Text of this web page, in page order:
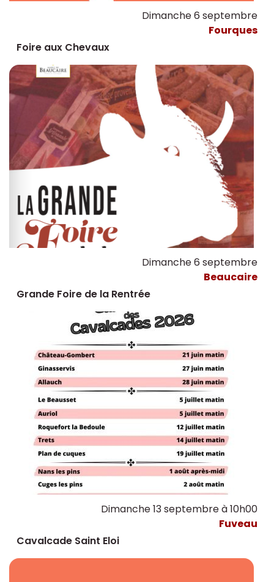
Dimanche 6 septembre
Fourques
Foire aux Chevaux
Dimanche 6 septembre
Beaucaire
Grande Foire de la Rentrée
Dimanche 13 septembre à 10h00
Fuveau
Cavalcade Saint Eloi